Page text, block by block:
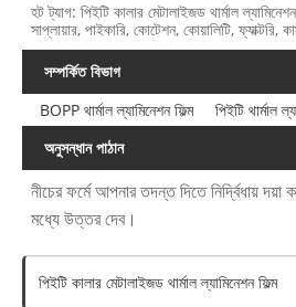
হট ট্যাগ: পিইটি কালার মেটালাইজড থার্মাল
সাপ্লায়ার, পাইকারি, কোটেশন, কোয়ালিটি, ফ্যাক্টরি,
সম্পর্কিত বিভাগ
BOPP থার্মাল ল্যামিনেশন ফিল্ম
পিইটি থার্মাল
অনুসন্ধান পাঠান
নীচের ফর্মে আপনার তদন্ত দিতে নির্দ্বিধায়
মধ্যে উত্তর দেব।